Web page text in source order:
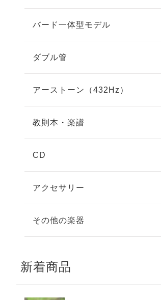
バード一体型モデル
ダブル管
アーストーン（432Hz）
教則本・楽譜
CD
アクセサリー
その他の楽器
新着商品